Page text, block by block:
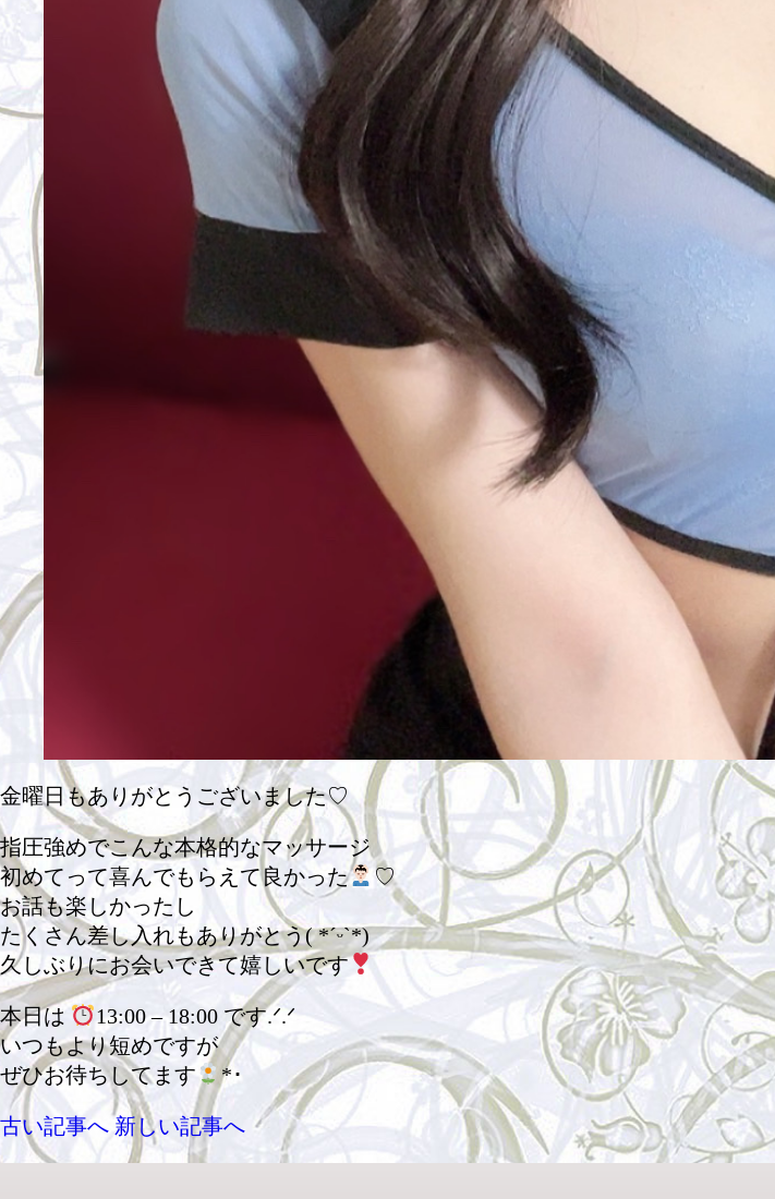
金曜日もありがとうございました♡
指圧強めでこんな本格的なマッサージ
初めてって喜んでもらえて良かった
♡
お話も楽しかったし
たくさん差し入れもありがとう( *ˊᵕˋ*)
久しぶりにお会いできて嬉しいです
本日は
13:00 – 18:00 です.ᐟ.ᐟ
いつもより短めですが
ぜひお待ちしてます
*･
古い記事へ 新しい記事へ